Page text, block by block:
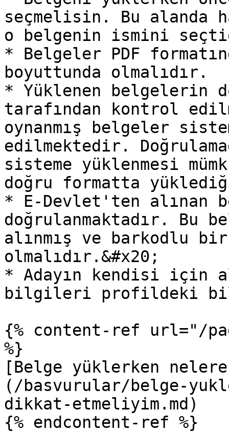
seçmelisin. Bu alanda
o belgenin ismini
* Belgeler PDF
boyuttunda olmalıdır.
* Yüklenen belgelerin
tarafından kontrol
oynanmış belgeler
edilmektedir.
sisteme yüklenmesi
doğru formatta
* E-Devlet'ten alınan
doğrulanmaktadır. Bu
alınmış ve barkodlu
olmalıdır.&#x20;
* Adayın kendisi için
bilgileri profildeki
{% content-ref url="/
%}
[Belge yüklerken
(/basvurular/belge-
dikkat-etmeliyim.md)
{% endcontent-ref %}